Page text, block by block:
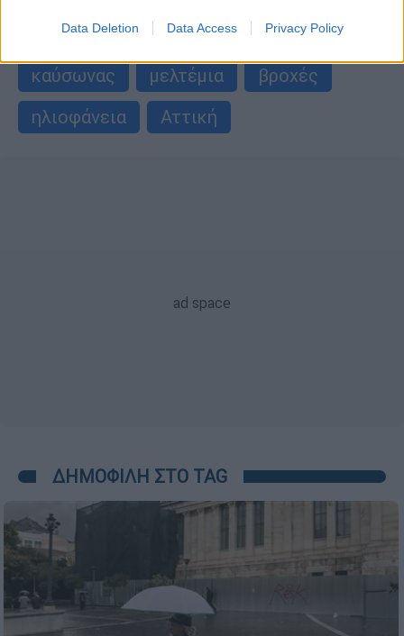
Data Deletion Data Access Privacy Policy
ειδήσεις τώρα
καταιγίδες
καύσωνας
μελτέμια
βροχές
ηλιοφάνεια
Αττική
ΔΗΜΟΦΙΛΗ ΣΤΟ TAG